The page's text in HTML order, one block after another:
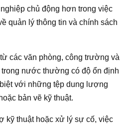
chủ động hơn trong việc
quản lý thông tin và chính sách
các văn phòng, công trường và
nước thường có độ ổn định
với những tệp dung lượng
bản vẽ kỹ thuật.
kỹ thuật hoặc xử lý sự cố, việc